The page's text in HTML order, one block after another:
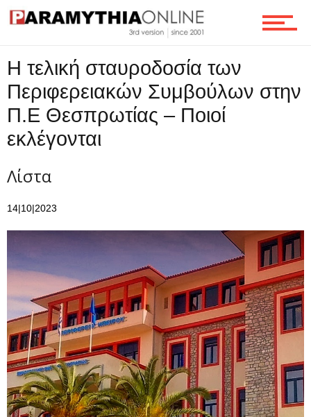
Η τελική σταυροδοσία των
Περιφερειακών Συμβούλων στην
Π.Ε Θεσπρωτίας – Ποιοί
εκλέγονται
Λίστα
14|10|2023